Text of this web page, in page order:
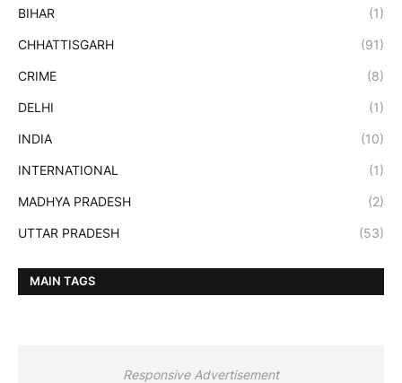
BIHAR (1)
CHHATTISGARH (91)
CRIME (8)
DELHI (1)
INDIA (10)
INTERNATIONAL (1)
MADHYA PRADESH (2)
UTTAR PRADESH (53)
MAIN TAGS
Responsive Advertisement